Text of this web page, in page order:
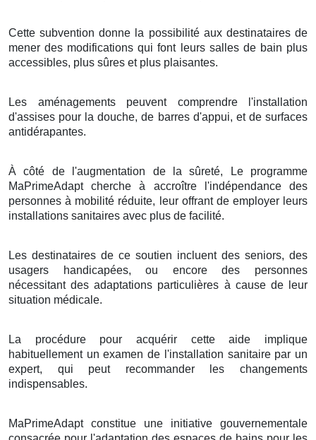
Cette subvention donne la possibilité aux destinataires de
mener des modifications qui font leurs salles de bain plus
accessibles, plus sûres et plus plaisantes.
Les aménagements peuvent comprendre l'installation
d'assises pour la douche, de barres d'appui, et de surfaces
antidérapantes.
À côté de l'augmentation de la sûreté, Le programme
MaPrimeAdapt cherche à accroître l'indépendance des
personnes à mobilité réduite, leur offrant de employer leurs
installations sanitaires avec plus de facilité.
Les destinataires de ce soutien incluent des seniors, des
usagers handicapées, ou encore des personnes
nécessitant des adaptations particulières à cause de leur
situation médicale.
La procédure pour acquérir cette aide implique
habituellement un examen de l'installation sanitaire par un
expert, qui peut recommander les changements
indispensables.
MaPrimeAdapt constitue une initiative gouvernementale